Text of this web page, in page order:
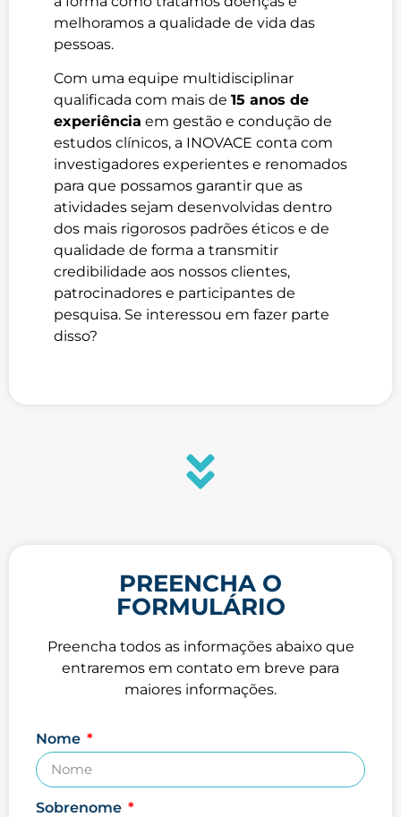
melhoramos a qualidade de vida das
pessoas.
Com uma equipe multidisciplinar
qualificada com mais de 15 anos de
experiência em gestão e condução de
estudos clínicos, a INOVACE conta com
investigadores experientes e renomados
para que possamos garantir que as
atividades sejam desenvolvidas dentro
dos mais rigorosos padrões éticos e de
qualidade de forma a transmitir
credibilidade aos nossos clientes,
patrocinadores e participantes de
pesquisa. Se interessou em fazer parte
disso?
PREENCHA O
FORMULÁRIO
Preencha todos as informações abaixo que
entraremos em contato em breve para
maiores informações.
Nome
Sobrenome